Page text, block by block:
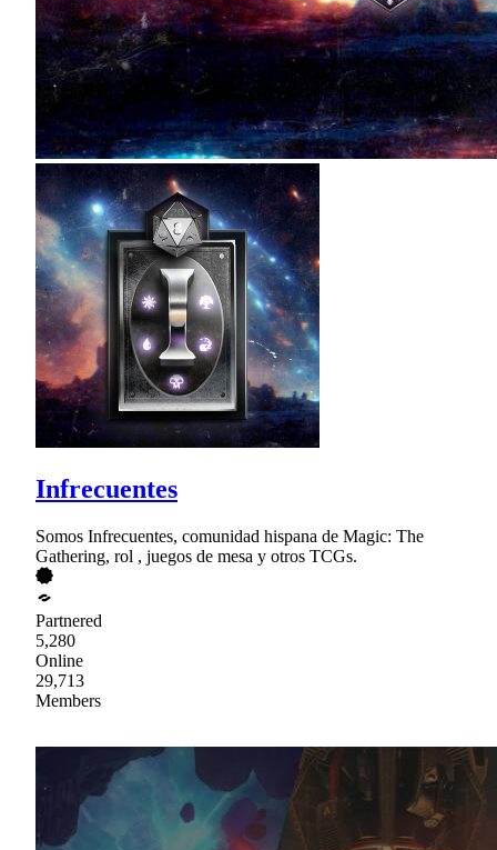
Infrecuentes
Somos Infrecuentes, comunidad hispana de Magic: The
Gathering, rol , juegos de mesa y otros TCGs.
Partnered
5,280
Online
29,713
Members